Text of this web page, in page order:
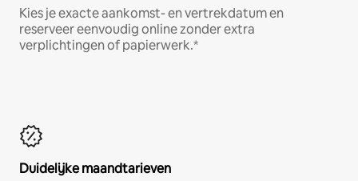
Kies je exacte aankomst- en vertrekdatum en
reserveer eenvoudig online zonder extra
verplichtingen of papierwerk.*
Duidelijke maandtarieven